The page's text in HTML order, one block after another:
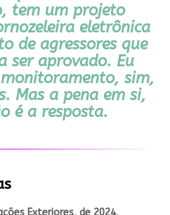
tem um projeto
eletrônica
de agressores que
ser aprovado. Eu
sim,
Mas a pena em si,
é a resposta.
Exteriores, de 2024,